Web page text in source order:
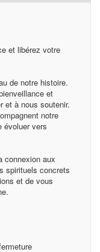
et libérez votre
de notre histoire.
et
et à nous soutenir.
notre
évoluer vers
connexion aux
spirituels concrets
et de vous